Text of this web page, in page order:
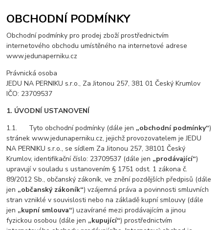
OBCHODNÍ PODMÍNKY
Obchodní podmínky pro prodej zboží prostřednictvím
internetového obchodu umístěného na internetové adrese
www.jedunaperniku.cz
Právnická osoba
JEDU NA PERNIKU s.r.o., Za Jitonou 257, 381 01 Český Krumlov
IČO: 23709537
1. ÚVODNÍ USTANOVENÍ
1.1. Tyto obchodní podmínky (dále jen „obchodní podmínky“)
stránek www.jedunaperniku.cz, jejichž provozovatelem je JEDU
NA PERNIKU s.r.o., se sídlem Za Jitonou 257, 38101 Český
Krumlov, identifikační číslo: 23709537 (dále jen „prodávající“)
upravují v souladu s ustanovením § 1751 odst. 1 zákona č.
89/2012 Sb., občanský zákoník, ve znění pozdějších předpisů (dále
jen „občanský zákoník“) vzájemná práva a povinnosti smluvních
stran vzniklé v souvislosti nebo na základě kupní smlouvy (dále
jen „kupní smlouva“) uzavírané mezi prodávajícím a jinou
fyzickou osobou (dále jen „kupující“) prostřednictvím